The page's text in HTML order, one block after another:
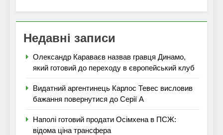
Недавні записи
Олександр Караваєв назвав гравця Динамо,
який готовий до переходу в європейський клуб
Видатний аргентинець Карлос Тевес висловив
бажання повернутися до Серії А
Наполі готовий продати Осімхена в ПСЖ:
відома ціна трансфера